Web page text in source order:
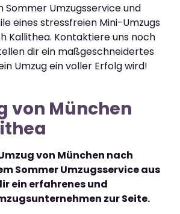
Sommer Umzugsservice und
eines stressfreien Mini-Umzugs
Kallithea. Kontaktiere uns noch
dir ein maßgeschneidertes
Umzug ein voller Erfolg wird!
von München
von München nach
Sommer Umzugsservice aus
ein erfahrenes und
zur Seite.